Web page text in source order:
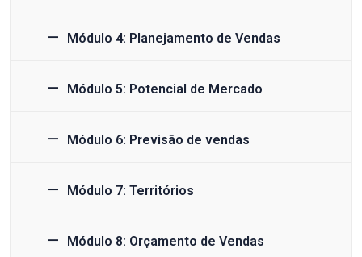
Módulo 4: Planejamento de Vendas
Módulo 5: Potencial de Mercado
Módulo 6: Previsão de vendas
Módulo 7: Territórios
Módulo 8: Orçamento de Vendas